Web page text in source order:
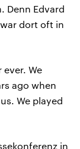
Denn Edvard
dort oft in
We
ago when
We played
in